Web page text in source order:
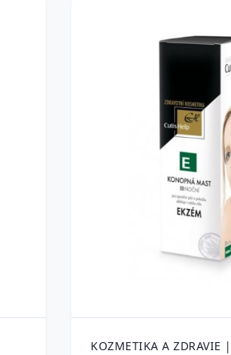
KOZMETIKA A ZDRAVIE